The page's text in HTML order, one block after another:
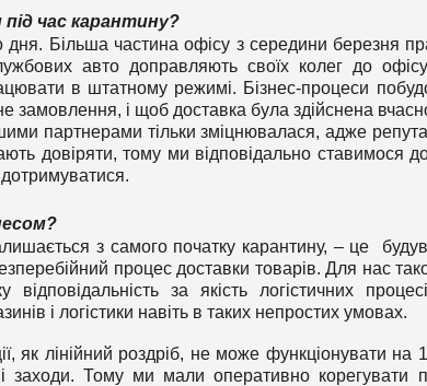
час карантину?
Більша частина офісу з середини березня
авто доправляють своїх колег до
в штатному режимі. Бізнес-процеси
замовлення, і щоб доставка була здійснена
партнерами тільки зміцнювалася, адже
довіряти, тому ми відповідально ставимося
з самого початку карантину, – це
процес доставки товарів. Для нас
за якість логістичних
і логістики навіть в таких непростих умовах.
як лінійний роздріб, не може функціонувати на
заходи. Тому ми мали оперативно корегувати